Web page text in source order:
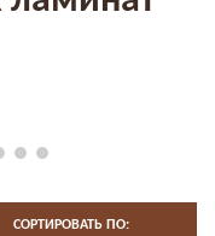
СОРТИРОВАТЬ ПО: